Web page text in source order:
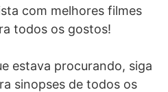
com melhores filmes
todos os gostos!
estava procurando, siga
sinopses de todos os